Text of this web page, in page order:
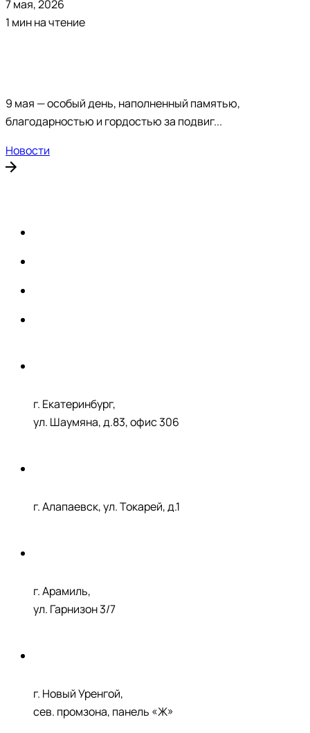
7 мая, 2026
1 мин на чтение
9 мая — особый день, наполненный памятью,
благодарностью и гордостью за подвиг...
Новости
г. Екатеринбург,
ул. Шаумяна, д.83, офис 306
г. Алапаевск, ул. Токарей, д.1
г. Арамиль,
ул. Гарнизон 3/7
г. Новый Уренгой,
сев. промзона, панель «Ж»